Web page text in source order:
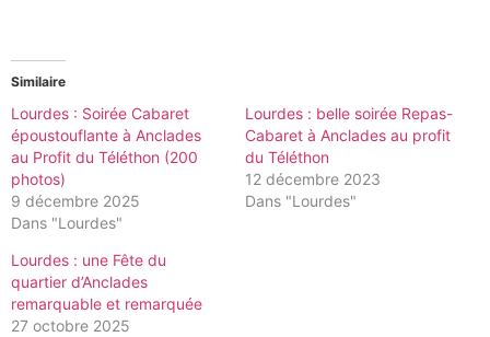
Similaire
Lourdes : Soirée Cabaret
époustouflante à Anclades
au Profit du Téléthon (200
photos)
9 décembre 2025
Dans "Lourdes"
Lourdes : belle soirée Repas-
Cabaret à Anclades au profit
du Téléthon
12 décembre 2023
Dans "Lourdes"
Lourdes : une Fête du
quartier d’Anclades
remarquable et remarquée
27 octobre 2025